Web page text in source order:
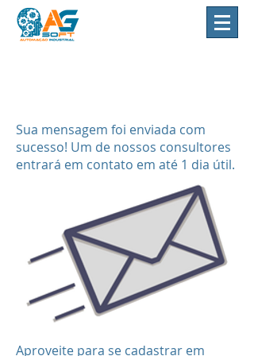
Sua mensagem foi enviada com
sucesso! Um de nossos consultores
entrará em contato em até 1 dia útil.
Aproveite para se cadastrar em